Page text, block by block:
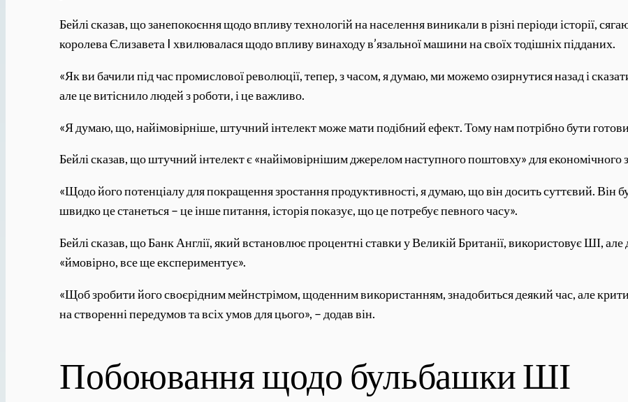
Бейлі сказав, що занепокоєння щодо впливу технологій на населення виникали в різні періоди історії,
королева Єлизавета I хвилювалася щодо впливу винаходу в’язальної машини на своїх тодішніх підданих.
«Як ви бачили під час промислової революції, тепер, з часом, я думаю, ми можемо озирнутися назад і
але це витіснило людей з роботи, і це важливо.
«Я думаю, що, найімовірніше, штучний інтелект може мати подібний ефект. Тому нам потрібно бути
Бейлі сказав, що штучний інтелект є «найімовірнішим джерелом наступного поштовху» для економічного
«Щодо його потенціалу для покращення зростання продуктивності, я думаю, що він досить суттєвий. Він
швидко це станеться – це інше питання, історія показує, що це потребує певного часу».
Бейлі сказав, що Банк Англії, який встановлює процентні ставки у Великій Британії, використовує ШІ,
«ймовірно, все ще експериментує».
«Щоб зробити його своєрідним мейнстрімом, щоденним використанням, знадобиться деякий час, але
на створенні передумов та всіх умов для цього», – додав він.
Побоювання щодо бульбашки ШІ